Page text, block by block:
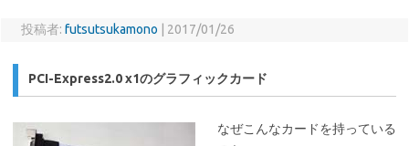
投稿者: futsutsukamono 2017/01/26
PCI-Express2.0 x1のグラフィックカード
なぜこんなカードを持っている